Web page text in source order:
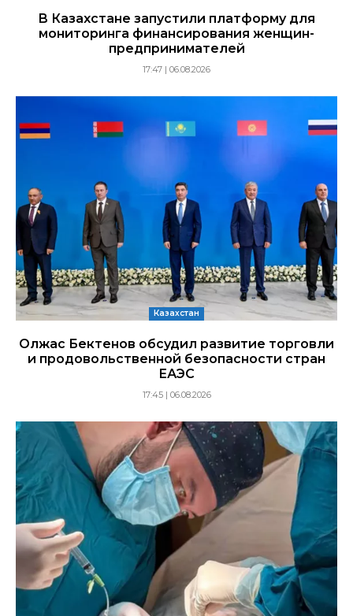
В Казахстане запустили платформу для
мониторинга финансирования женщин-
предпринимателей
17:47 | 06.08.2026
Казахстан
Олжас Бектенов обсудил развитие торговли
и продовольственной безопасности стран
ЕАЭС
17:45 | 06.08.2026